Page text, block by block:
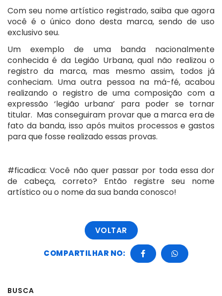
Com seu nome artístico registrado, saiba que agora
você é o único dono desta marca, sendo de uso
exclusivo seu.
Um exemplo de uma banda nacionalmente
conhecida é da Legião Urbana, qual não realizou o
registro da marca, mas mesmo assim, todos já
conheciam. Uma outra pessoa na má-fé, acabou
realizando o registro de uma composição com a
expressão ‘legião urbana’ para poder se tornar
titular. Mas conseguiram provar que a marca era de
fato da banda, isso após muitos processos e gastos
para que fosse realizado essas provas.
#ficadica: Você não quer passar por toda essa dor
de cabeça, correto? Então registre seu nome
artístico ou o nome da sua banda conosco!
VOLTAR
COMPARTILHAR NO:
BUSCA